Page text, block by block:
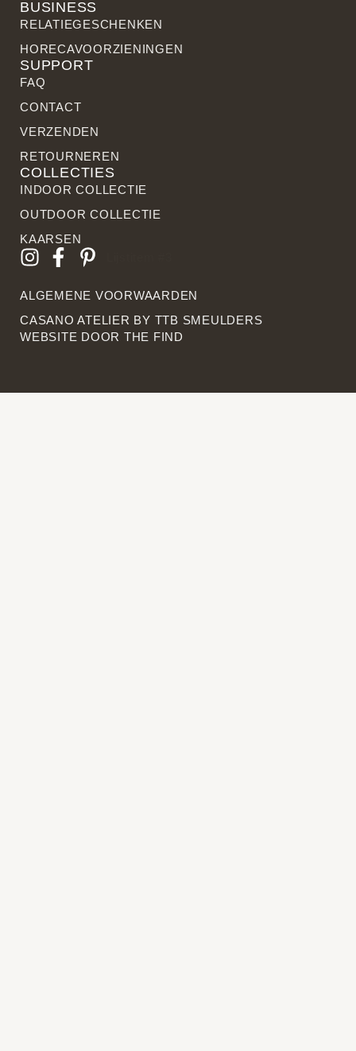
BUSINESS
RELATIE­GESCHENKEN
HORECAVOORZIENINGEN
SUPPORT
FAQ
CONTACT
VERZENDEN
RETOURNEREN
COLLECTIES
INDOOR COLLECTIE
OUTDOOR COLLECTIE
KAARSEN
ALGEMENE VOORWAARDEN
CASANO ATELIER BY TTB SMEULDERS
WEBSITE DOOR THE FIND